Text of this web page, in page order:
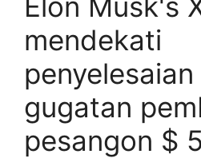
mendekati
gugatan
pesangon $